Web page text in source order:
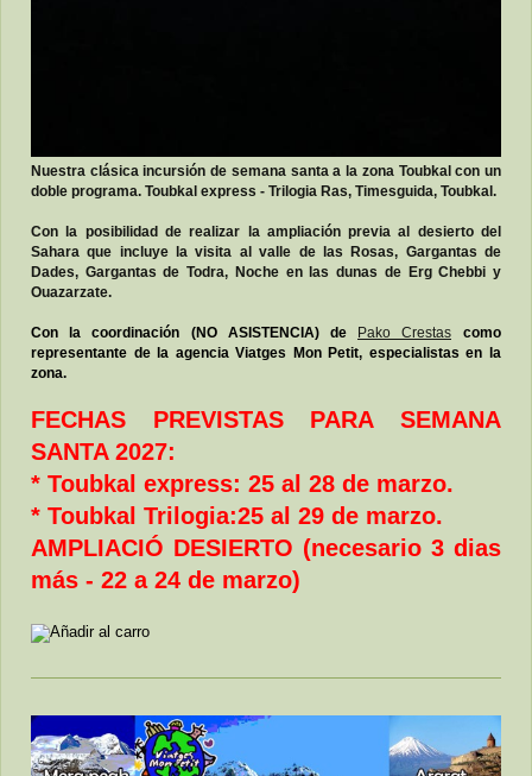
Nuestra clásica incursión de semana santa a la zona Toubkal con un
doble programa. Toubkal express - Trilogia Ras, Timesguida, Toubkal.
Con la posibilidad de realizar la ampliación previa al desierto del
Sahara que incluye la visita al valle de las Rosas, Gargantas de
Dades, Gargantas de Todra, Noche en las dunas de Erg Chebbi y
Ouazarzate.
Con la coordinación (NO ASISTENCIA) de Pako Crestas como
representante de la agencia Viatges Mon Petit, especialistas en la
zona.
FECHAS PREVISTAS PARA SEMANA
SANTA 2027:
* Toubkal express: 25 al 28 de marzo.
* Toubkal Trilogia:25 al 29 de marzo.
AMPLIACIÓ DESIERTO (necesario 3 dias
más - 22 a 24 de marzo)